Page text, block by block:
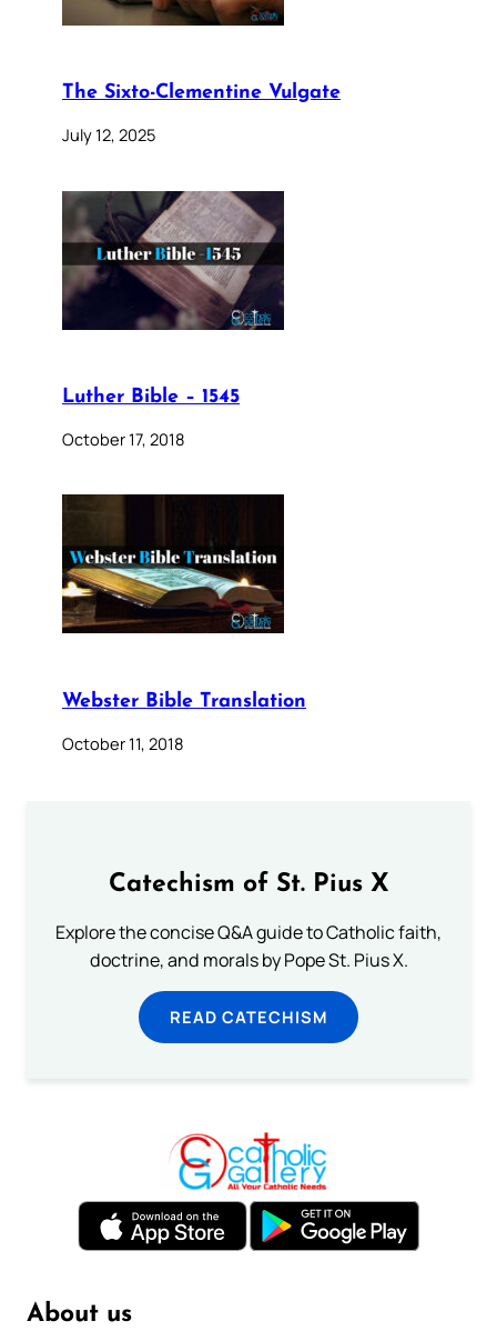
The Sixto-Clementine Vulgate
July 12, 2025
Luther Bible – 1545
October 17, 2018
Webster Bible Translation
October 11, 2018
Catechism of St. Pius X
Explore the concise Q&A guide to Catholic faith,
doctrine, and morals by Pope St. Pius X.
READ CATECHISM
About us